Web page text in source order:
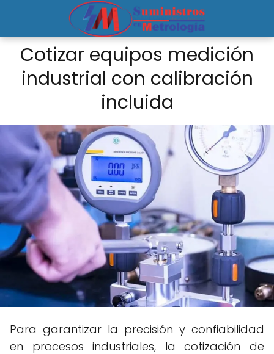
Cotizar equipos medición
industrial con calibración
incluida
Para garantizar la precisión y confiabilidad
en procesos industriales, la cotización de